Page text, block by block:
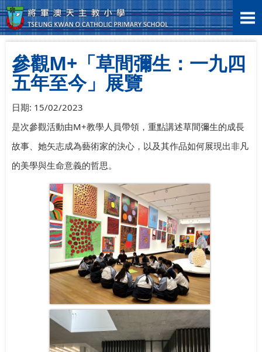
首頁 > 學生表現 > 學科活動
>
參觀M+「草間彌生：一九四五年至今」展覽
參觀M+「草間彌生：一九四
五年至今」展覽
日期: 15/02/2023
是次參觀活動由M+教學人員帶領，重點講述草間彌生的成長
故事、她矢志成為藝術家的決心，以及其作品如何展現出非凡
的美學與生命意義的哲思。